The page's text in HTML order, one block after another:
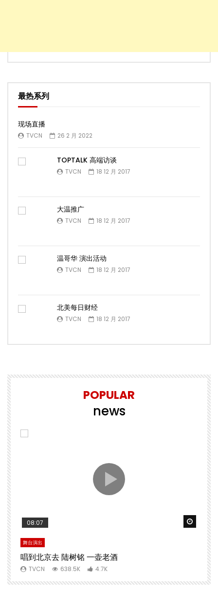
最热系列
现场直播
TVCN 26 2 月 2022
TOPTALK 高端访谈
TVCN 18 12 月 2017
大温推广
TVCN 18 12 月 2017
温哥华 演出活动
TVCN 18 12 月 2017
北美每日财经
TVCN 18 12 月 2017
POPULAR
news
Watch Later
08:07
舞台演出
唱到北京去 陆树铭 一壶老酒
TVCN 638.5K 4.7K